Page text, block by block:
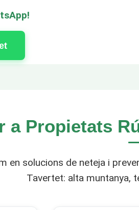
a Propietats
en solucions de neteja i
Tavertet: alta muntanya,